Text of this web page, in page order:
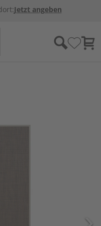
Jetzt angeben